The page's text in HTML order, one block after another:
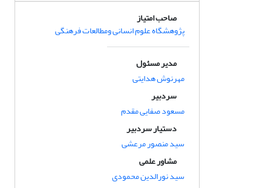
صاحب امتیاز
پژوهشگاه علوم انسانی ومطالعات فرهنگی
مدیر مسئول
مهرنوش هدایتی
سردبیر
مسعود صفایی مقدم
دستیار سردبیر
سید منصور مرعشی
مشاور علمی
سید نورالدین محمودی